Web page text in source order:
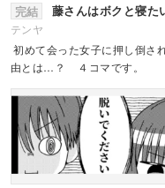
完結 藤さんはボクと寝た
テンヤ
初めて会った女子に押し倒さ
由とは…？ ４コマです。